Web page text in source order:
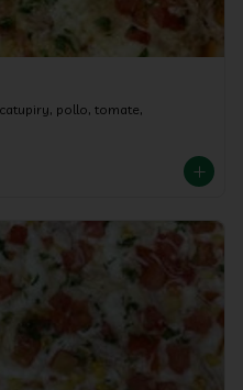
pollo, tomate,